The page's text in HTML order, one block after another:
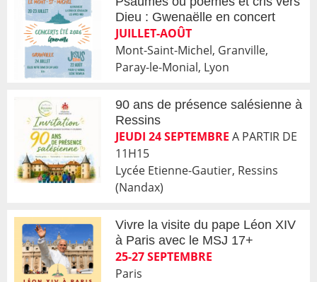
Dieu : Gwenaëlle en concert
JUILLET-AOÛT
Mont-Saint-Michel, Granville,
Paray-le-Monial, Lyon
90 ans de présence salésienne à
Ressins
JEUDI 24 SEPTEMBRE A PARTIR DE
11H15
Lycée Etienne-Gautier, Ressins
(Nandax)
Vivre la visite du pape Léon XIV
à Paris avec le MSJ 17+
25-27 SEPTEMBRE
Paris